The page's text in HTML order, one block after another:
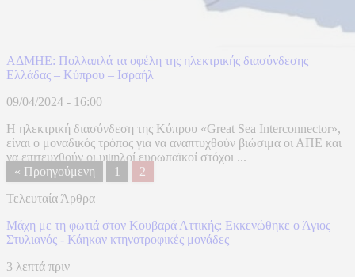
ΑΔΜΗΕ: Πολλαπλά τα οφέλη της ηλεκτρικής διασύνδεσης
Ελλάδας – Κύπρου – Ισραήλ
09/04/2024 - 16:00
Η ηλεκτρική διασύνδεση της Κύπρου «Great Sea Interconnector»,
είναι ο μοναδικός τρόπος για να αναπτυχθούν βιώσιμα οι ΑΠΕ και
να επιτευχθούν οι υψηλοί ευρωπαϊκοί στόχοι ...
« Προηγούμενη
1
2
Τελευταία Άρθρα
Μάχη με τη φωτιά στον Κουβαρά Αττικής: Εκκενώθηκε ο Άγιος
Στυλιανός - Κάηκαν κτηνοτροφικές μονάδες
3 λεπτά πριν